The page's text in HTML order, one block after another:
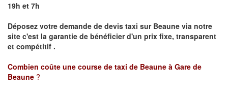
19h et 7h
Déposez votre demande de devis taxi sur Beaune via notre
site c'est la garantie de bénéficier d'un prix fixe, transparent
et compétitif .
Combien coûte une course de taxi de Beaune à Gare de
Beaune ?